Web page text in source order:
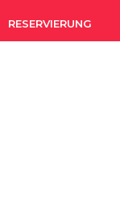
RESERVIERUNG